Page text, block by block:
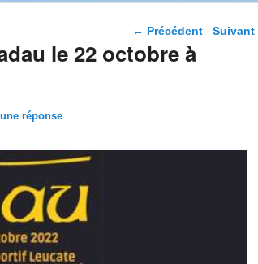
Navigation dans
← Précédent Suivant
le 22 octobre à
réponse